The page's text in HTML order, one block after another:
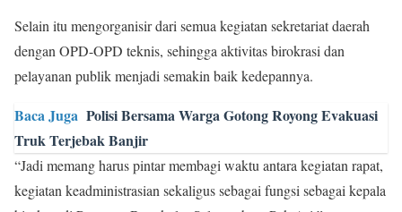
Selain itu mengorganisir dari semua kegiatan sekretariat daerah
dengan OPD-OPD teknis, sehingga aktivitas birokrasi dan
pelayanan publik menjadi semakin baik kedepannya.
Baca Juga Polisi Bersama Warga Gotong Royong Evakuasi
Truk Terjebak Banjir
“Jadi memang harus pintar membagi waktu antara kegiatan rapat,
kegiatan keadministrasian sekaligus sebagai fungsi sebagai kepala